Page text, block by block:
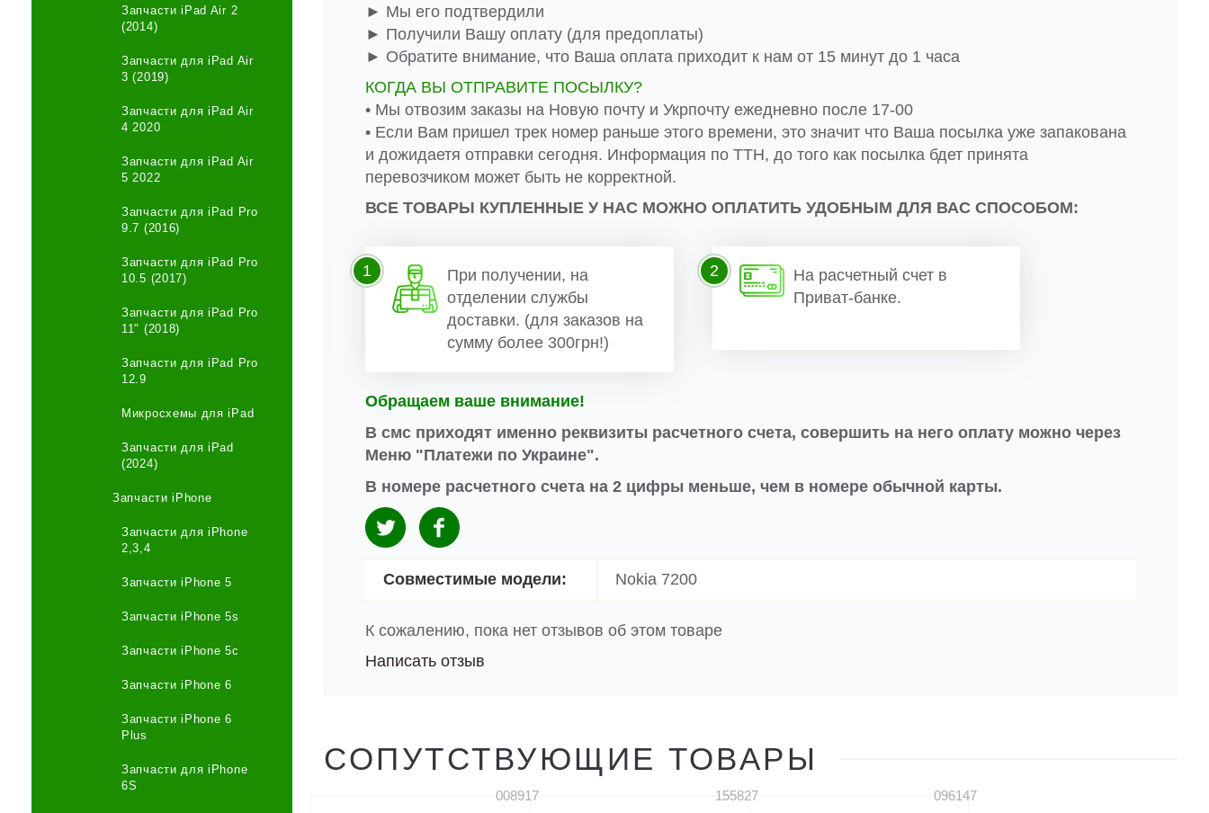
Запчасти iPad Air 2
(2014)
Запчасти для iPad Air
3 (2019)
Запчасти для iPad Air
4 2020
Запчасти для iPad Air
5 2022
Запчасти для iPad Pro
9.7 (2016)
Запчасти для iPad Pro
10.5 (2017)
Запчасти для iPad Pro
11" (2018)
Запчасти для iPad Pro
12.9
Микросхемы для iPad
Запчасти для iPad
(2024)
Запчасти iPhone
Запчасти для iPhone
2,3,4
Запчасти iPhone 5
Запчасти iPhone 5s
Запчасти iPhone 5c
Запчасти iPhone 6
Запчасти iPhone 6
Plus
Запчасти для iPhone
6S
► Мы его подтвердили
► Получили Вашу оплату (для предоплаты)
► Обратите внимание, что Ваша оплата приходит к нам от 15 минут до 1 часа
КОГДА ВЫ ОТПРАВИТЕ ПОСЫЛКУ?
• Мы отвозим заказы на Новую почту и Укрпочту ежедневно после 17-00
• Если Вам пришел трек номер раньше этого времени, это значит что Ваша посылка уже запакована
и дожидаетя отправки сегодня. Информация по ТТН, до того как посылка бдет принята
перевозчиком может быть не корректной.
ВСЕ ТОВАРЫ КУПЛЕННЫЕ У НАС МОЖНО ОПЛАТИТЬ УДОБНЫМ ДЛЯ ВАС СПОСОБОМ:
При получении, на
отделении службы
доставки. (для заказов на
сумму более 300грн!)
1
На расчетный счет в
Приват-банке.
2
Обращаем ваше внимание!
В смс приходят именно реквизиты расчетного счета, совершить на него оплату можно через
Меню "Платежи по Украине".
В номере расчетного счета на 2 цифры меньше, чем в номере обычной карты.
Совместимые модели: Nokia 7200
К сожалению, пока нет отзывов об этом товаре
Написать отзыв
СОПУТСТВУЮЩИЕ ТОВАРЫ
008917 155827 096147